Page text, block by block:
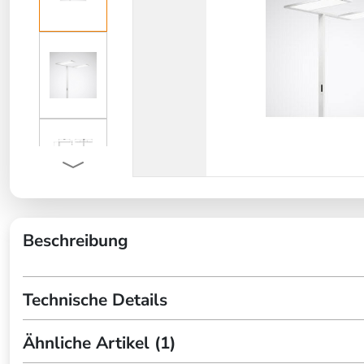
Beschreibung
Technische Details
Ähnliche Artikel (1)